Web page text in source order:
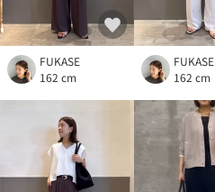
FUKASE
162 cm
FUKASE
162 cm